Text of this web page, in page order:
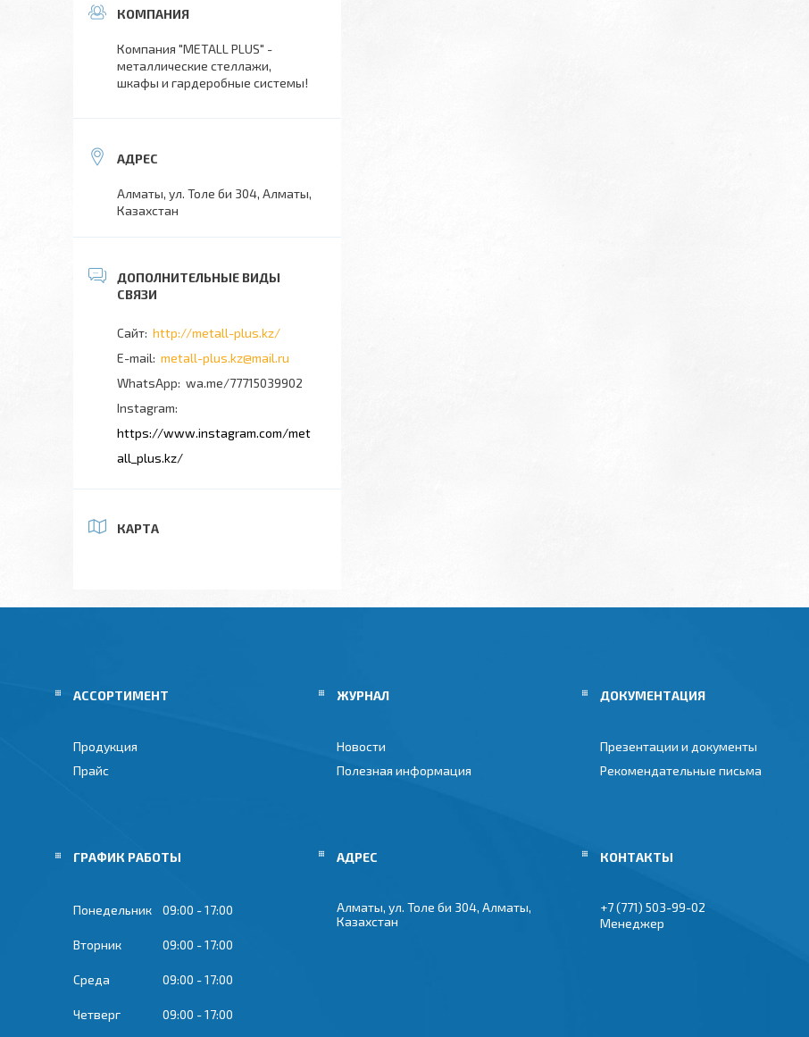
Компания "METALL PLUS" -
металлические стеллажи,
шкафы и гардеробные системы!
Алматы, ул. Толе би 304, Алматы,
Казахстан
http://metall-plus.kz/
metall-plus.kz@mail.ru
wa.me/77715039902
Instagram
https://www.instagram.com/met
all_plus.kz/
КАРТА
АССОРТИМЕНТ
Продукция
Прайс
ЖУРНАЛ
Новости
Полезная информация
ДОКУМЕНТАЦИЯ
Презентации и документы
Рекомендательные письма
ГРАФИК РАБОТЫ
Понедельник 09:00 17:00
Вторник 09:00 17:00
Среда 09:00 17:00
Четверг 09:00 17:00
Алматы, ул. Толе би 304, Алматы,
Казахстан
+7 (771) 503-99-02
Менеджер